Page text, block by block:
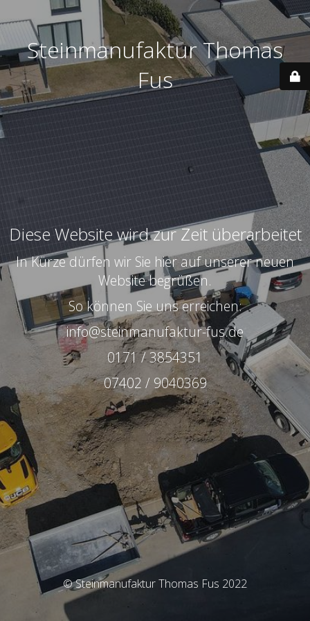
Steinmanufaktur Thomas
Fus
Diese Website wird zur Zeit überarbeitet
In Kürze dürfen wir Sie hier auf unserer neuen
Website begrüßen.
So können Sie uns erreichen:
info@steinmanufaktur-fus.de
0171 / 3854351
07402 / 9040369
© Steinmanufaktur Thomas Fus 2022